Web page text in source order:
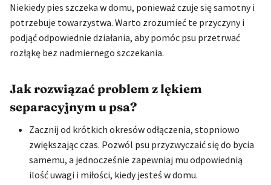
Niekiedy pies szczeka w domu, ponieważ czuje się samotny i
potrzebuje towarzystwa. Warto zrozumieć te przyczyny i
podjąć odpowiednie działania, aby pomóc psu przetrwać
rozłąkę bez nadmiernego szczekania.
Jak rozwiązać problem z lękiem
separacyjnym u psa?
Zacznij od krótkich okresów odłączenia, stopniowo
zwiększając czas. Pozwól psu przyzwyczaić się do bycia
samemu, a jednocześnie zapewniaj mu odpowiednią
ilość uwagi i miłości, kiedy jesteś w domu.